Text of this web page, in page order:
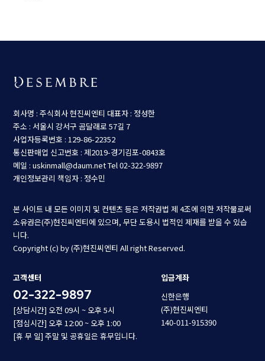
회사명 : 주식회사 현진씨엔티 대표자 : 정성한
주소 : 서울시 강서구 곰달래로 57길 7
사업자등록번호 : 129-86-22352
통신판매업 신고번호 : 제2019-경기김포-0843호
메일 : uskinmall@daum.netTel 02-322-9897
개인정보관리 책임자 : 정수민
본 사이트 내 모든 이미지 및 컨텐츠 등은 저작권법 제 4조에 의한 저작물로써
소유권은(주)현진씨엔티에 있으며, 무단 도용시 법적인 제재를 받을 수 있습
니다.
Copyright (c) by (주)현진씨엔티 All right Reserved.
고객센터
02-322-9897
[상담시간] 오전 09시 ~ 오후 5시
[점심시간] 오후 12:00 ~ 오후 1:00
[휴 무 일] 주말 및 공휴일은 휴무입니다.
입금계좌
신한은행
(주)현진씨엔티
140-011-915390